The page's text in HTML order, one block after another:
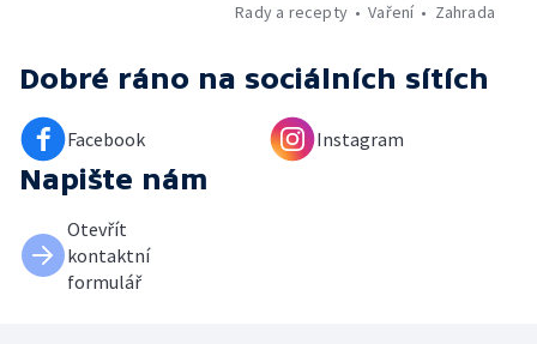
Rady a recepty
Vaření Zahrada
Dobré ráno na sociálních sítích
Facebook Instagram
Napište nám
Otevřít
kontaktní
formulář